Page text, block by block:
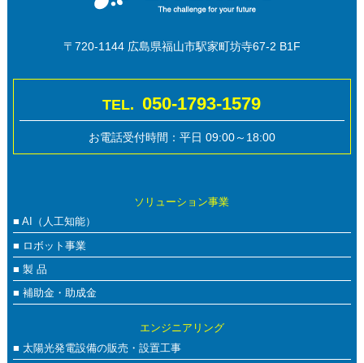
お客さまがご本人の個人情報の照会・修正・削除などをご希望され
【法令、規範の遵守と見直し】
規範を遵守するとともに、本ポリシーの内容を適宜見直し、その改
広島県福山市駅家町坊寺67-2 B1
TEL:084-959-2661 FAX:084-959-2664
Mail:info@liversys.jp
〒720-1144 広島県福山市駅家町坊寺67-2 B1F
TEL. 050-1793-1579
お電話受付時間：平日 09:00～18:00
ソリューション事業
■ AI（人工知能）
■ ロボット事業
■ 製 品
■ 補助金・助成金
エンジニアリング
■ 太陽光発電設備の販売・設置工事